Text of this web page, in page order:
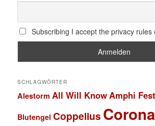
Subscribing I accept the privacy rules
SCHLAGWÖRTER
Alestorm All Will KnowAmphi
Blutengel Coppelius Corona